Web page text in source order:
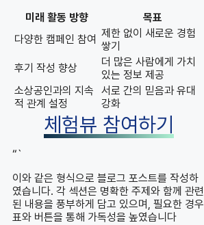
미래 활동 방향
목표
다양한 캠페인 참여 제한 없이 새로운 경험
쌓기
후기 작성 향상
더 많은 사람에게 가치
있는 정보 제공
소상공인과의 지속
적 관계 설정
서로 간의 믿음과 유대
강화
체험뷰 참여하기
“`
이와 같은 형식으로 블로그 포스트를 작성하
였습니다. 각 섹션은 명확한 주제와 함께 관련
된 내용을 풍부하게 담고 있으며, 필요한 경우
표와 버튼을 통해 가독성을 높였습니다